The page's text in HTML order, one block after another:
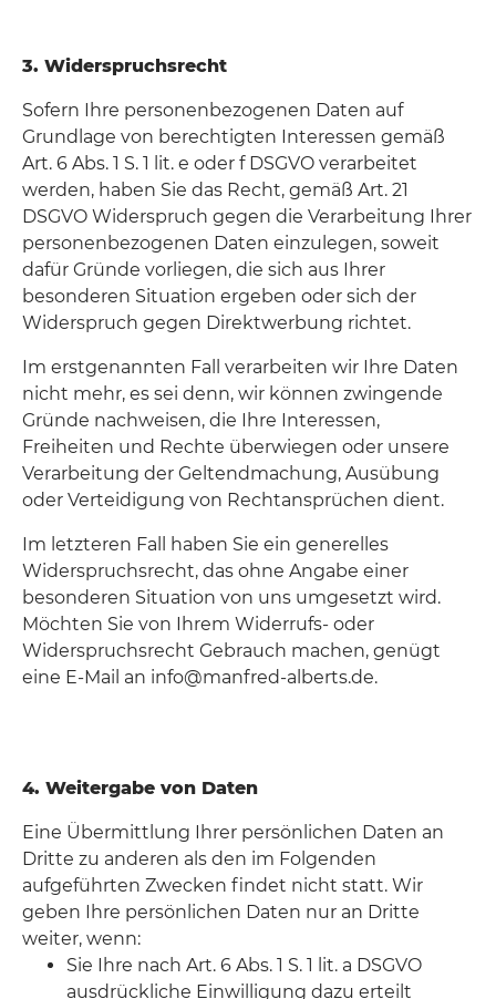
3. Widerspruchsrecht
Sofern Ihre personenbezogenen Daten auf
Grundlage von berechtigten Interessen gemäß
Art. 6 Abs. 1 S. 1 lit. e oder f DSGVO verarbeitet
werden, haben Sie das Recht, gemäß Art. 21
DSGVO Widerspruch gegen die Verarbeitung Ihrer
personenbezogenen Daten einzulegen, soweit
dafür Gründe vorliegen, die sich aus Ihrer
besonderen Situation ergeben oder sich der
Widerspruch gegen Direktwerbung richtet.
Im erstgenannten Fall verarbeiten wir Ihre Daten
nicht mehr, es sei denn, wir können zwingende
Gründe nachweisen, die Ihre Interessen,
Freiheiten und Rechte überwiegen oder unsere
Verarbeitung der Geltendmachung, Ausübung
oder Verteidigung von Rechtansprüchen dient.
Im letzteren Fall haben Sie ein generelles
Widerspruchsrecht, das ohne Angabe einer
besonderen Situation von uns umgesetzt wird.
Möchten Sie von Ihrem Widerrufs- oder
Widerspruchsrecht Gebrauch machen, genügt
eine E-Mail an info@manfred-alberts.de.
4. Weitergabe von Daten
Eine Übermittlung Ihrer persönlichen Daten an
Dritte zu anderen als den im Folgenden
aufgeführten Zwecken findet nicht statt. Wir
geben Ihre persönlichen Daten nur an Dritte
weiter, wenn:
Sie Ihre nach Art. 6 Abs. 1 S. 1 lit. a DSGVO
ausdrückliche Einwilligung dazu erteilt